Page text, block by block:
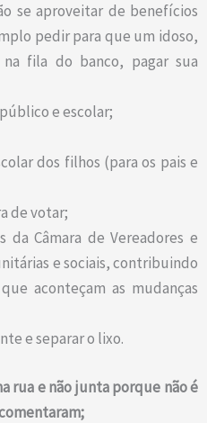
se aproveitar de benefícios
pedir para que um idoso,
fila do banco, pagar sua
e escolar;
dos filhos (para os pais e
de votar;
da Câmara de Vereadores e
e sociais, contribuindo
aconteçam as mudanças
e separar o lixo.
rua e não junta porque não é